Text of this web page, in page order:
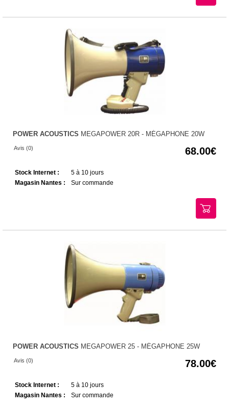
POWER ACOUSTICS MEGAPOWER 20R - MÉGAPHONE 20W
Avis (0) 68.00
Stock Internet :
5 à 10 jours
Magasin Nantes :
Sur commande
POWER ACOUSTICS MEGAPOWER 25 - MÉGAPHONE 25W
Avis (0) 78.00
Stock Internet :
5 à 10 jours
Magasin Nantes :
Sur commande